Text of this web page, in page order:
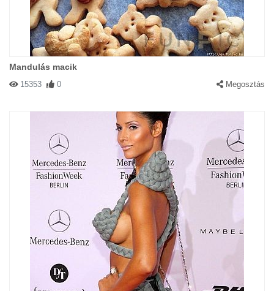
Mandulás macik
15353 0 Megosztás